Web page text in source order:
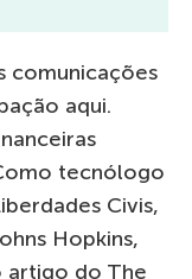
comunicações
aqui.
tecnólogo
Civis,
Hopkins,
artigo do The